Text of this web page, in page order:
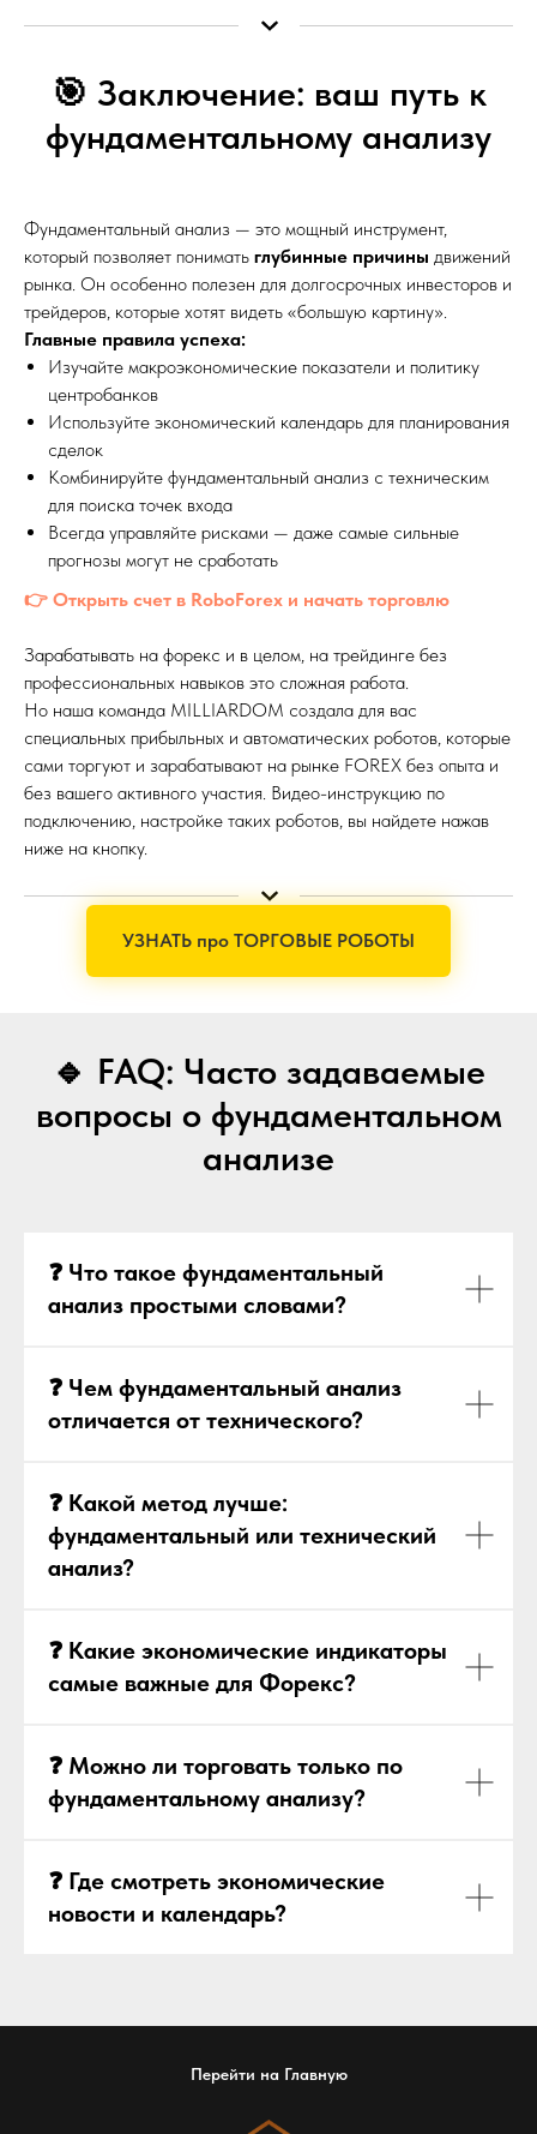
🎯 Заключение: ваш путь к
фундаментальному анализу
Фундаментальный анализ — это мощный инструмент,
который позволяет понимать глубинные причины движений
рынка. Он особенно полезен для долгосрочных инвесторов и
трейдеров, которые хотят видеть «большую картину».
Главные правила успеха:
Изучайте макроэкономические показатели и политику
центробанков
Используйте экономический календарь для планирования
сделок
Комбинируйте фундаментальный анализ с техническим
для поиска точек входа
Всегда управляйте рисками — даже самые сильные
прогнозы могут не сработать
👉 Открыть счет в RoboForex и начать торговлю
Зарабатывать на форекс и в целом, на трейдинге без
профессиональных навыков это сложная работа.
Но наша команда MILLIARDOM создала для вас
специальных прибыльных и автоматических роботов, которые
сами торгуют и зарабатывают на рынке FOREX без опыта и
без вашего активного участия. Видео-инструкцию по
подключению, настройке таких роботов, вы найдете нажав
ниже на кнопку.
УЗНАТЬ про ТОРГОВЫЕ РОБОТЫ
🔹 FAQ: Часто задаваемые
вопросы о фундаментальном
анализе
❓ Что такое фундаментальный
анализ простыми словами?
❓ Чем фундаментальный анализ
отличается от технического?
❓ Какой метод лучше:
фундаментальный или технический
анализ?
❓ Какие экономические индикаторы
самые важные для Форекс?
❓ Можно ли торговать только по
фундаментальному анализу?
❓ Где смотреть экономические
новости и календарь?
Перейти на Главную